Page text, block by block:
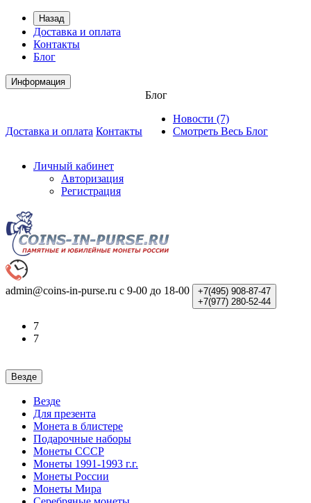
Назад
Доставка и оплата
Контакты
Блог
Информация
Доставка и оплата Контакты
Блог
Новости (7)
Смотреть Весь Блог
Личный кабинет
Авторизация
Регистрация
admin@coins-in-purse.ru с 9-00 до 18-00 +7(495) 908-87-47
+7(977) 280-52-44
7
7
Везде
Везде
Для презента
Монета в блистере
Подарочные наборы
Монеты СССР
Монеты 1991-1993 г.г.
Монеты России
Монеты Мира